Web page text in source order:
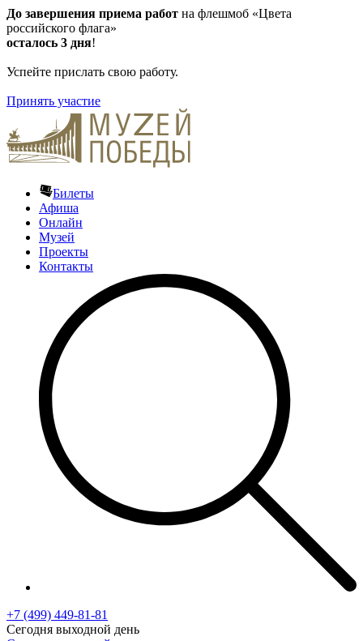
До завершения приема работ на флешмоб «Цвета
российского флага»
осталось 3 дня!
Успейте прислать свою работу.
Принять участие
Билеты
Афиша
Онлайн
Музей
Проекты
Контакты
+7 (499) 449-81-81
Сегодня выходной день